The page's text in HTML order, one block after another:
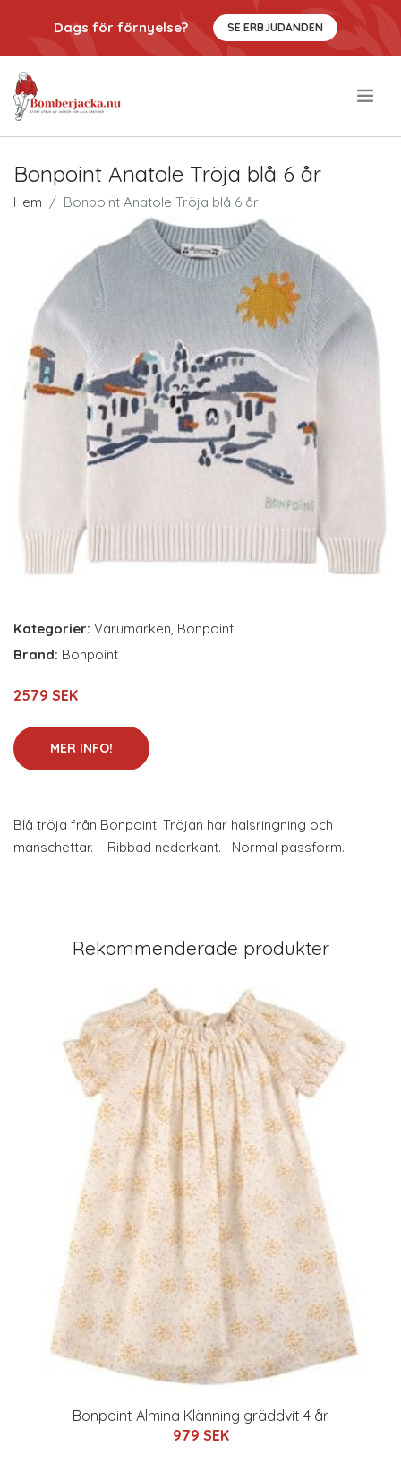
Dags för förnyelse? SE ERBJUDANDEN
Bonpoint Anatole Tröja blå 6 år
Hem Bonpoint Anatole Tröja blå 6 år
Kategorier: Varumärken, Bonpoint
Brand: Bonpoint
2579 SEK
MER INFO!
Blå tröja från Bonpoint. Tröjan har halsringning och
manschettar. – Ribbad nederkant.– Normal passform.
Rekommenderade produkter
Bonpoint Almina Klänning gräddvit 4 år
979 SEK